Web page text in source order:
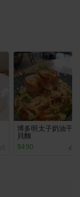
1
博多明太子奶油干
貝麵
$490